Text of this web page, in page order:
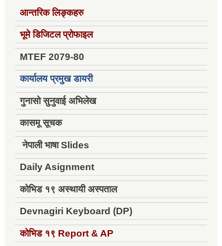
आन्तरिक लिङ्कहरु
भूमे डिजिटल प्रोफाइल
MTEF 2079-80
कार्यालय प्रमुख डायरी
गुनासो सुनुवाई अभिलेख
कासमू सूचक
नेपाली भाषा Slides
Daily Asignment
कोभिड १९ अस्थायी अस्पताल
Devnagiri Keyboard (DP)
कोभिड १९ Report & AP